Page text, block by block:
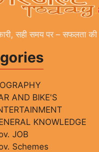
सही समय पर – सफलता
AND BIKE'S
KNOWLEDGE
JOB
Schemes